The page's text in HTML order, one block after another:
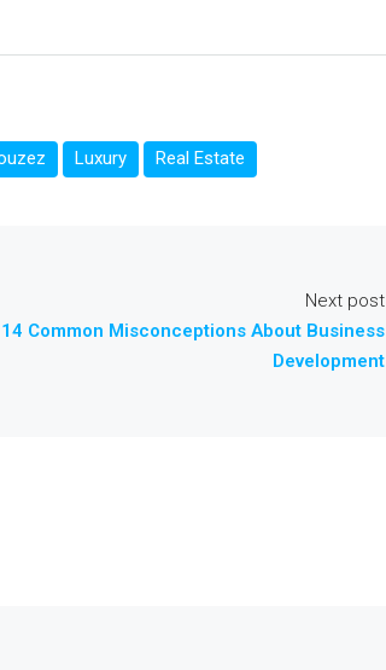
Luxury Real Estate
Next post
14 Common Misconceptions About Business
Development